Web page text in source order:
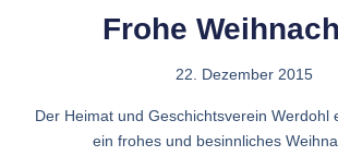
Frohe
22. Dezember 2015
Der Heimat und Geschichtsverein Werdohl
ein frohes und besinnliches